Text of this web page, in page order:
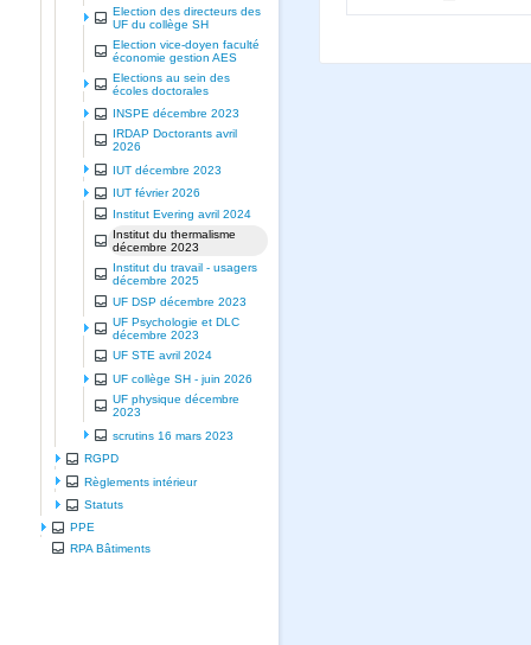
Election des directeurs des
UF du collège SH
Election vice-doyen faculté
économie gestion AES
Elections au sein des
écoles doctorales
INSPE décembre 2023
IRDAP Doctorants avril
2026
IUT décembre 2023
IUT février 2026
Institut Evering avril 2024
Institut du thermalisme
décembre 2023
Institut du travail - usagers
décembre 2025
UF DSP décembre 2023
UF Psychologie et DLC
décembre 2023
UF STE avril 2024
UF collège SH - juin 2026
UF physique décembre
2023
scrutins 16 mars 2023
RGPD
Règlements intérieur
Statuts
PPE
RPA Bâtiments